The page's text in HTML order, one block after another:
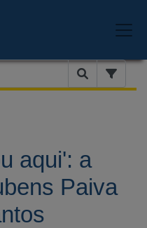
aqui': a
Paiva